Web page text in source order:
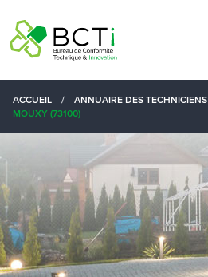
ACCUEIL / ANNUAIRE DES TECHNICIENS
MOUXY (73100)